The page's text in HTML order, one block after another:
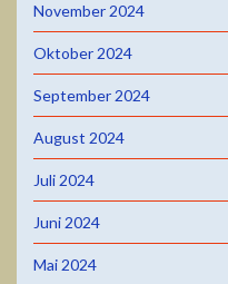
November 2024
Oktober 2024
September 2024
August 2024
Juli 2024
Juni 2024
Mai 2024